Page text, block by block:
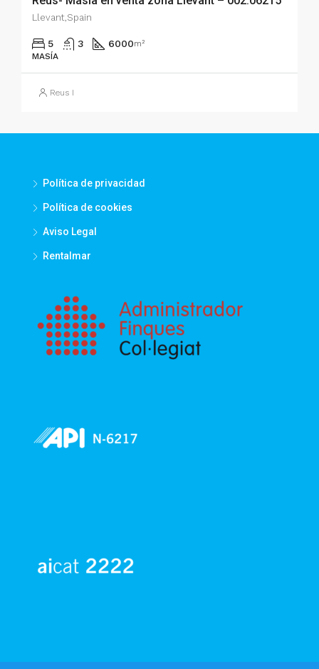
Llevant,Spain
5 3 6000m²
MASÍA
Reus I
Política de privacidad
Política de cookies
Aviso Legal
Rentalmar